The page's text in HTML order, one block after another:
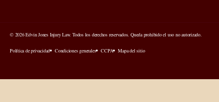
© 2026 Edvin Jones Injury Law. Todos los derechos reservados. Queda prohibido el uso no autorizado.
Política de privacidad Condiciones generales CCPA Mapa del sitio